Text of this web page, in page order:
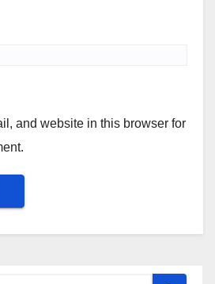
and website in this browser for